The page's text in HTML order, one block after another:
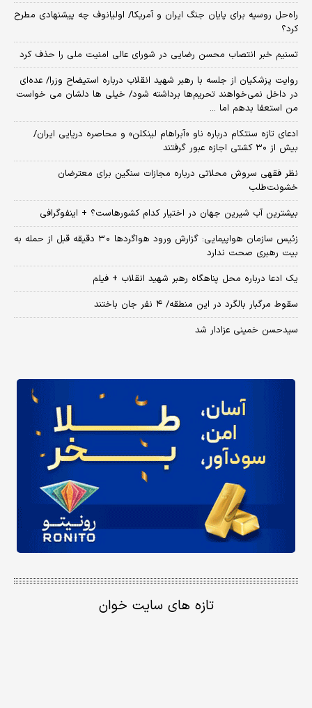
راه‌حل روسیه برای پایان جنگ ایران و آمریکا/ اولیانوف چه پیشنهادی مطرح
کرد؟
تسنیم خبر انتصاب محسن رضایی در شورای عالی امنیت ملی را حذف کرد
روایت پزشکیان از جلسه با رهبر شهید انقلاب درباره استیضاح وزرا/ عده‌ای
در داخل نمی‌خواهند تحریم‌ها برداشته شود/ خیلی ها دلشان می خواست
من استعفا بدهم اما ...
ادعای تازه سنتکام درباره ناو «آبراهام لینکلن» و محاصره دریایی ایران/
بیش از ۳۰ کشتی اجازه عبور گرفتند
نظر فقهی سروش محلاتی درباره مجازات سنگین برای معترضان
خشونت‌طلب
بیشترین آب شیرین جهان در اختیار کدام کشورهاست؟ + اینفوگرافی
زئیس سازمان هواپیمایی: گزارش ورود هواگردها ٣٠ دقیقه قبل از حمله به
بیت رهبری صحت ندارد
یک ادعا درباره محل پناهگاه‌ رهبر شهید انقلاب + فیلم
سقوط مرگبار بالگرد در این منطقه/ ۴ نفر جان باختند
سیدحسن خمینی عزادار شد
تازه های سایت خوان